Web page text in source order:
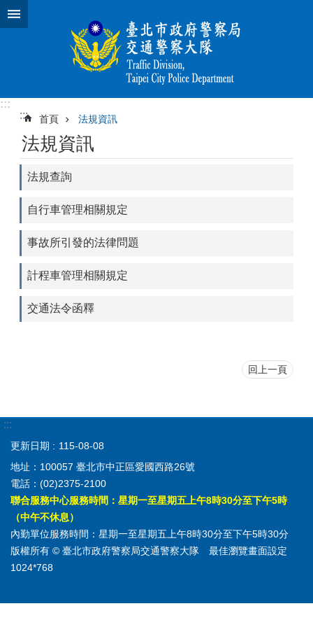
跳到主要內容區塊
:::
:::
首頁 法規資訊
法規資訊
法規查詢
自行車管理相關規定
事故所引發的法律問題
計程車管理相關規定
交通法令函釋
回上一頁
:::
更新日期
115-08-08
地址：100057 臺北市中正區愛國西路26號
電話：(02)2375-2100
聯合服務中心服務時間：星期一至星期五上午8時30分至下午5時
（中午不休息）
內勤單位服務時間：星期一至星期五上午8時30分至下午5時30分
版權所有 © 臺北市政府警察局交通警察大隊 最佳瀏覽畫面設定
1024*768